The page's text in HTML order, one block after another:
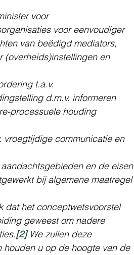
voor
voor eenvoudiger
van beëdigd mediators,
en
t.a.v.
d.m.v. informeren
processuele houding
vroegtijdige communicatie en
en de eisen
bij algemene maatregel
dat het conceptwetsvoorstel
geweest om nadere
[2] We zullen deze
houden u op de hoogte van de